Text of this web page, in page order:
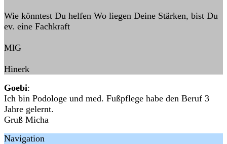
Wie könntest Du helfen Wo liegen Deine Stärken, bist Du
ev. eine Fachkraft
MlG
Hinerk
Goebi:
Ich bin Podologe und med. Fußpflege habe den Beruf 3
Jahre gelernt.
Gruß Micha
Navigation